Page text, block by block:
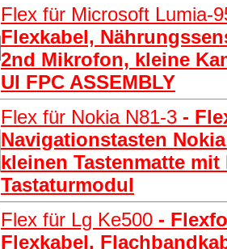
Flex für Microsoft Lumia-
Flexkabel,
2nd Mikrofon, kleine
UI FPC ASSEMBLY
Flex für Nokia N81-3 -
Navigationstasten
kleinen Tastenmatte
Tastaturmodul
Flex für Lg Ke500 -
Flexkabel,